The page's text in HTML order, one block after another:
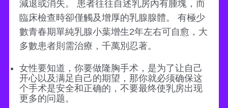
減退或消失。 患者往往自述乳房內有腫塊，而
臨床檢查時卻僅觸及增厚的乳腺腺體。 有極少
數青春期單純乳腺小葉增生2年左右可自愈，大
多數患者則需治療，千萬別忍著。
女性要知道，你要做隆胸手术，是为了让自己
开心以及满足自己的期望，那你就必须确保这
个手术是安全和正确的，不要最终使乳房出现
更多的问题。